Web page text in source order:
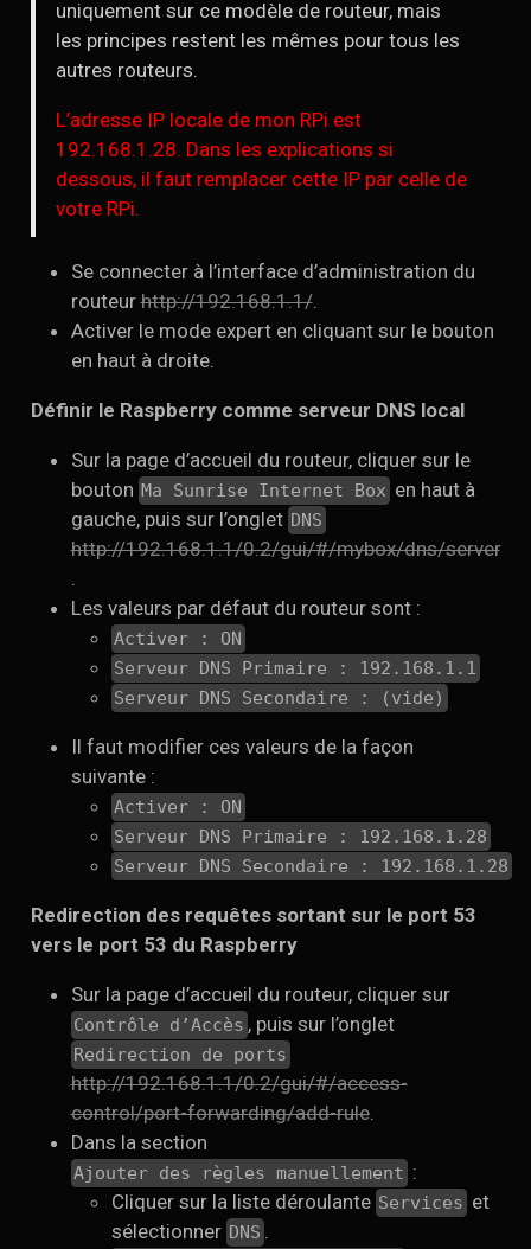
uniquement sur ce modèle de routeur, mais
les principes restent les mêmes pour tous les
autres routeurs.
L’adresse IP locale de mon RPi est
192.168.1.28. Dans les explications si
dessous, il faut remplacer cette IP par celle de
votre RPi.
Se connecter à l’interface d’administration du
routeurhttp://192.168.1.1/.
Activer le mode expert en cliquant sur le bouton
en haut à droite.
Définir le Raspberry comme serveur DNS local
Sur la page d’accueil du routeur, cliquer sur le
bouton Ma Sunrise Internet Box en haut à
gauche, puis sur l’onglet DNS
http://192.168.1.1/0.2/gui/#/mybox/dns/server
Les valeurs par défaut du routeur sont :
Activer : ON
Serveur DNS Primaire : 192.168.1.1
Serveur DNS Secondaire : (vide)
Il faut modifier ces valeurs de la façon
suivante :
Activer : ON
Serveur DNS Primaire : 192.168.1.28
Serveur DNS Secondaire : 192.168.1.28
Redirection des requêtes sortant sur le port 53
vers le port 53 du Raspberry
Sur la page d’accueil du routeur, cliquer sur
Contrôle d’Accès , puis sur l’onglet
Redirection de ports
http://192.168.1.1/0.2/gui/#/access-
control/port-forwarding/add-rule.
Dans la section
Ajouter des règles manuellement :
Cliquer sur la liste déroulante Services et
sélectionner DNS